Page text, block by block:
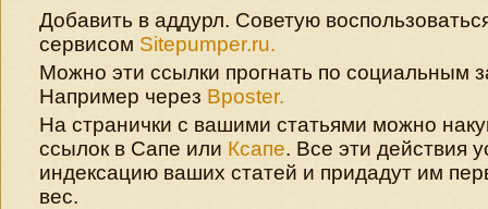
Добавить в аддурл. Советую
сервисом Sitepumper.ru.
Можно эти ссылки прогнать по социальным
Например через Bposter.
На странички с вашими статьями можно
ссылок в Сапе или Ксапе. Все эти действия
индексацию ваших статей и придадут им
вес.